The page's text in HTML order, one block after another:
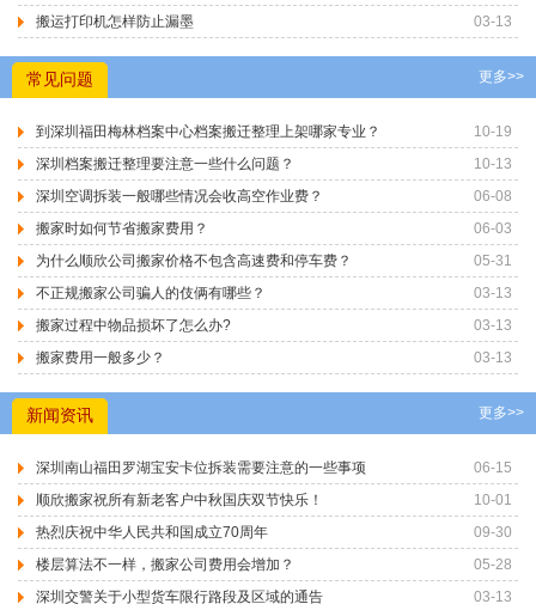
03-13
搬运打印机怎样防止漏墨
更多>>
常见问题
10-19
到深圳福田梅林档案中心档案搬迁整理上架哪家专业？
10-13
深圳档案搬迁整理要注意一些什么问题？
06-08
深圳空调拆装一般哪些情况会收高空作业费？
06-03
搬家时如何节省搬家费用？
05-31
为什么顺欣公司搬家价格不包含高速费和停车费？
03-13
不正规搬家公司骗人的伎俩有哪些？
03-13
搬家过程中物品损坏了怎么办?
03-13
搬家费用一般多少？
更多>>
新闻资讯
06-15
深圳南山福田罗湖宝安卡位拆装需要注意的一些事项
10-01
顺欣搬家祝所有新老客户中秋国庆双节快乐！
09-30
热烈庆祝中华人民共和国成立70周年
05-28
楼层算法不一样，搬家公司费用会增加？
03-13
深圳交警关于小型货车限行路段及区域的通告